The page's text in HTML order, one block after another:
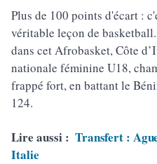
Plus de 100 points d'écart :
véritable leçon de
dans cet Afrobasket, Côte
nationale féminine U18,
frappé fort, en battant le
124.
Lire aussi : Transfert :
Italie